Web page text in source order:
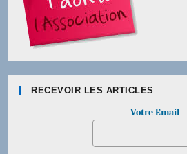
RECEVOIR LES ARTICLES
Votre Email